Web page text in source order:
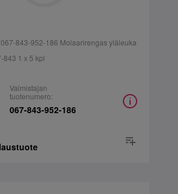
843-952-186 Molaarirengas yläleuka
843 1 x 5 kpl
Valmistajan
tuotenumero:
067-843-952-186